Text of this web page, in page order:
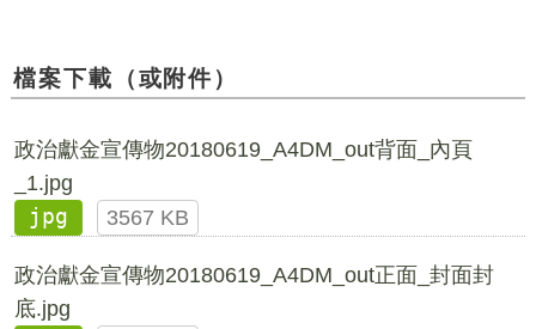
檔案下載（或附件）
政治獻金宣傳物20180619_A4DM_out背面_內頁
_1.jpg
jpg
3567 KB
政治獻金宣傳物20180619_A4DM_out正面_封面封
底.jpg